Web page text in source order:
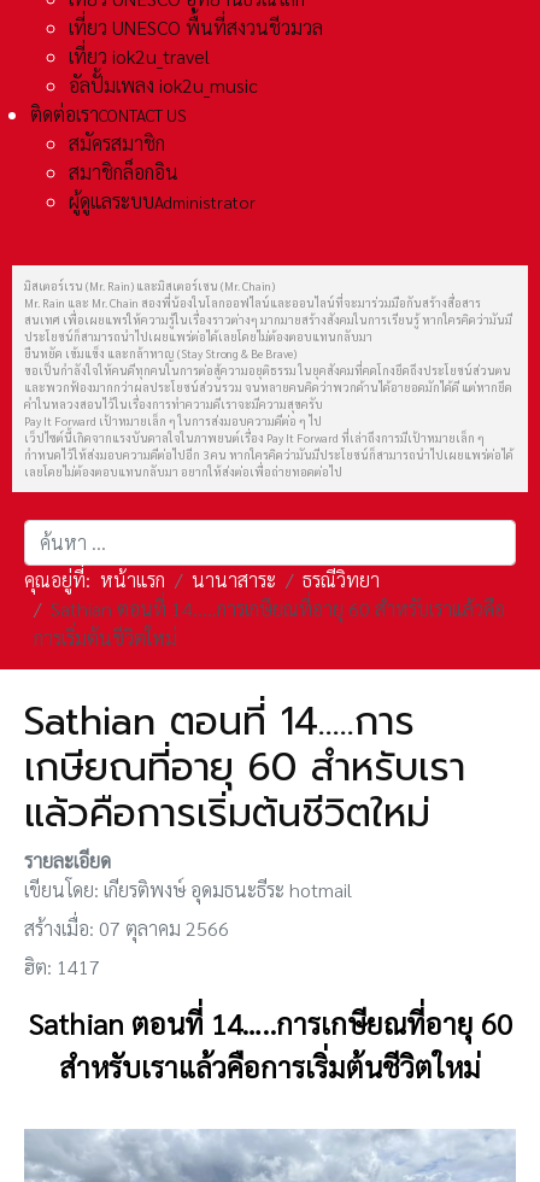
เที่ยว UNESCO พื้นที่สงวนชีวมวล
เที่ยว iok2u_travel
อัลปั้มเพลง iok2u_music
ติดต่อเราCONTACT US
สมัครสมาชิก
สมาชิกล็อกอิน
ผู้ดูแลระบบAdministrator
มิสเตอร์เรน (Mr. Rain) และมิสเตอร์เชน (Mr. Chain)
Mr. Rain และ Mr. Chain สองพี่น้องในโลกออฟไลน์และออนไลน์ที่จะมาร่วมมือกันสร้างสื่อสาร
สนเทศ เพื่อเผยแพร่ให้ความรู้ในเรื่องราวต่างๆ มากมายสร้างสังคมในการเรียนรู้ หากใครคิดว่ามันมี
ประโยชน์ก็สามารถนำไปเผยแพร่ต่อได้เลยโดยไม่ต้องตอบแทนกลับมา
ยืนหยัด เข้มแข็ง และกล้าหาญ (Stay Strong & Be Brave)
ขอเป็นกำลังใจให้คนดีทุกคนในการต่อสู้ความอยุติธรรม ในยุคสังคมที่คดโกงยึดถึงประโยชน์ส่วนตน
และพวกฟ้องมากกว่าผลประโยชน์ส่วนรวม จนหลายคนคิดว่าพวกด้านได้อายอดมักได้ดี แต่หากยึด
คำในหลวงสอนไว้ในเรื่องการทำความดีเราจะมีความสุขครับ
Pay It Forward เป้าหมายเล็ก ๆ ในการส่งมอบความดีต่อ ๆ ไป
เว็ปไซต์นี้เกิดจากแรงบันดาลใจในภาพยนต์เรื่อง Pay It Forward ที่เล่าถึงการมีเป้าหมายเล็ก ๆ
กำหนดไว้ให้ส่งมอบความดีต่อไปอีก 3 คน หากใครคิดว่ามันมีประโยชน์ก็สามารถนำไปเผยแพร่ต่อได้
เลยโดยไม่ต้องตอบแทนกลับมา อยากให้ส่งต่อเพื่อถ่ายทอดต่อไป
การค้นหา
คุณอยู่ที่: หน้าแรก นานาสาระ
ธรณีวิทยา
Sathian ตอนที่ 14…..การเกษียณที่อายุ 60 สำหรับเราแล้วคือ
การเริ่มต้นชีวิตใหม่
Sathian ตอนที่ 14…..การ
เกษียณที่อายุ 60 สำหรับเรา
แล้วคือการเริ่มต้นชีวิตใหม่
รายละเอียด
เขียนโดย: เกียรติพงษ์ อุดมธนะธีระ hotmail
สร้างเมื่อ: 07 ตุลาคม 2566
ฮิต: 1417
Sathian ตอนที่ 14…..การเกษียณที่อายุ 60
สำหรับเราแล้วคือการเริ่มต้นชีวิตใหม่